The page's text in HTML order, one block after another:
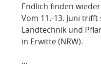
Endlich finden
Vom 11.-13. Juni
Landtechnik und
in Erwitte (NRW).
…